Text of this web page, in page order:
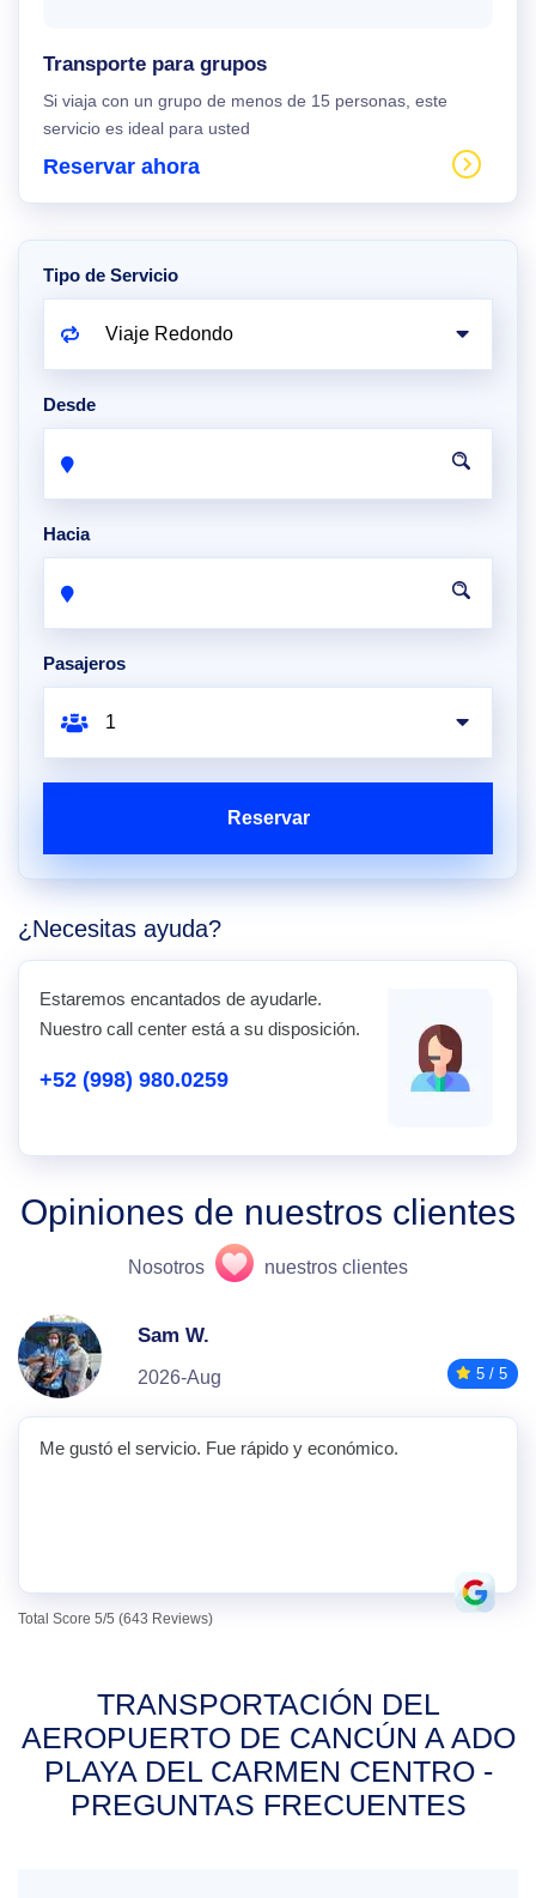
Transporte para grupos
Si viaja con un grupo de menos de 15 personas, este
servicio es ideal para usted
Reservar ahora
Tipo de Servicio
Desde
Hacia
Pasajeros
Reservar
¿Necesitas ayuda?
Estaremos encantados de ayudarle.
Nuestro call center está a su disposición.
+52 (998) 980.0259
Opiniones de nuestros clientes
Nosotros nuestros clientes
Sam W.
2026-Aug 5 / 5
Me gustó el servicio. Fue rápido y económico.
Total Score 5/5 (643 Reviews)
TRANSPORTACIÓN DEL
AEROPUERTO DE CANCÚN A ADO
PLAYA DEL CARMEN CENTRO -
PREGUNTAS FRECUENTES